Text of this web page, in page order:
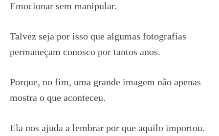
Emocionar sem manipular.
Talvez seja por isso que algumas fotografias
permaneçam conosco por tantos anos.
Porque, no fim, uma grande imagem não apenas
mostra o que aconteceu.
Ela nos ajuda a lembrar por que aquilo importou.